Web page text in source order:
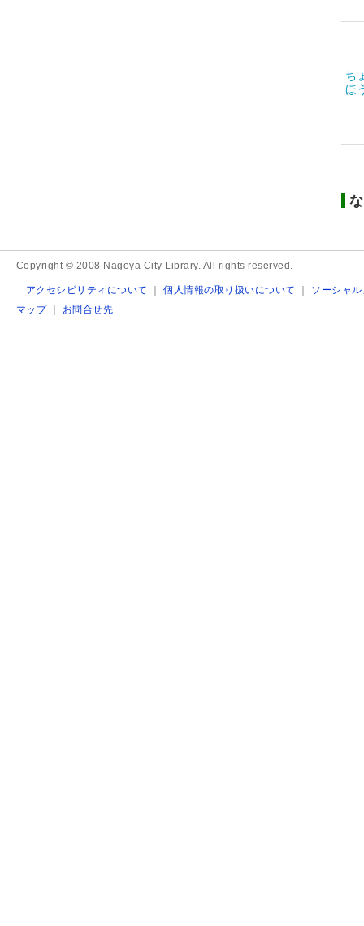
ち
ほ
Copyright © 2008 Nagoya City Library. All rights reserved.
アクセシビリティについて ｜個人情報の取り扱いについて ｜ ソーシャ
マップ｜ お問合せ先